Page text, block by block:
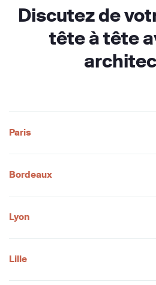
Discutez de
tête à tête
Paris
Bordeaux
Lyon
Lille